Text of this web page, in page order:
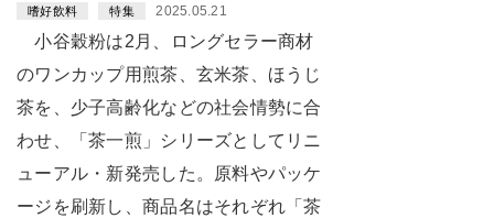
嗜好飲料 特集 2025.05.21
小谷穀粉は2月、ロングセラー商材
のワンカップ用煎茶、玄米茶、ほうじ
茶を、少子高齢化などの社会情勢に合
わせ、「茶一煎」シリーズとしてリニ
ューアル・新発売した。原料やパッケ
ージを刷新し、商品名はそれぞれ「茶